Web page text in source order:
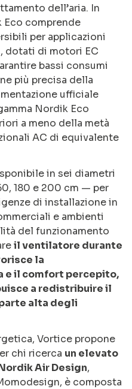
dell’aria. In
Eco comprende
per applicazioni
dotati di motori EC
bassi consumi
più precisa della
ufficiale
Nordik Eco
a meno della metà
AC di equivalente
in sei diametri
180 e 200 cm — per
di installazione in
e ambienti
del funzionamento
il ventilatore durante
la
e il comfort percepito,
a redistribuire il
alta degli
Vortice propone
chi ricerca un elevato
Air Design,
è composta